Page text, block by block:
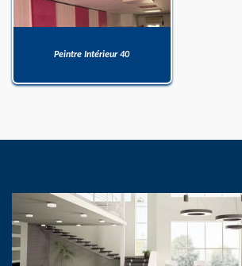
Peintre Intérieur 40